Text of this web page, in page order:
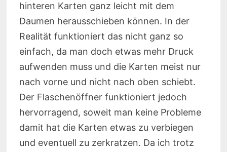
hinteren Karten ganz leicht mit dem
Daumen herausschieben können. In der
Realität funktioniert das nicht ganz so
einfach, da man doch etwas mehr Druck
aufwenden muss und die Karten meist nur
nach vorne und nicht nach oben schiebt.
Der Flaschenöffner funktioniert jedoch
hervorragend, soweit man keine Probleme
damit hat die Karten etwas zu verbiegen
und eventuell zu zerkratzen. Da ich trotz